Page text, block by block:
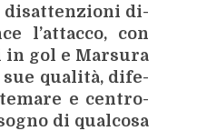
di­sat­ten­zio­ni di­
l’at­tac­co, con
in gol e Mar­su­ra
sue qua­li­tà, di­fe­
e cen­tro­
di qual­co­sa